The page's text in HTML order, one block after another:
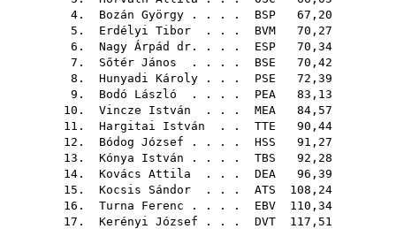
4. Bozán György . . . . BSP 67,20
5. Erdélyi Tibor . . . BVM 70,27
6. Nagy Árpád dr. . . . ESP 70,34
7. Sőtér János . . . . BSE 70,42
8. Hunyadi Károly . . . PSE 72,39
9. Bodó László . . . . PEA 83,13
10. Vincze István . . . MEA 84,57
11. Hargitai István . . TTE 90,44
12. Bódog József . . . . HSS 91,27
13. Kónya István . . . . TBS 92,28
14. Kovács Attila . . . DEA 96,39
15. Kocsis Sándor . . . ATS 108,24
16. Turna Ferenc . . . . EBV 110,34
17. Kerényi József . . . DVT 117,51